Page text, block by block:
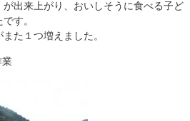
出来上がり、おいしそうに食べる子ど
す。
た１つ増えました。
業